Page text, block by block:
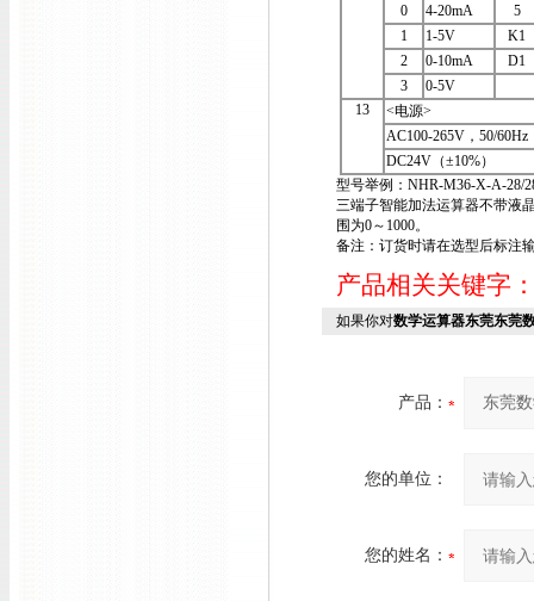
0 4-20mA
5
1
1-5V
K1
2
0-10mA
D1
3
0-5V
13
<电源>
AC100-265V，50/60Hz
DC24V（±10%）
型号举例：NHR-M36-X-A-28/
三端子智能加法运算器不带液
围为0～1000。
备注：订货时请在选型后标注
产品相关关键字
如果你对数学运算器东莞东莞
产品：
您的单位：
您的姓名：